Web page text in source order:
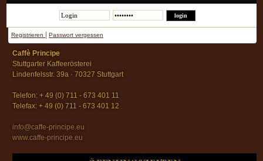
Registrieren Passwort vergessen
Caffè Principe
Stuttgarter Kaffeerösterei
Lindenfelsstr. 39a · 70327 Stuttgart
Telefon: + 49 (0) 711 - 673 401 11
Telefax: + 49 (0) 711 - 673 401 12
info@caffe-principe.eu
www.caffe-principe.eu